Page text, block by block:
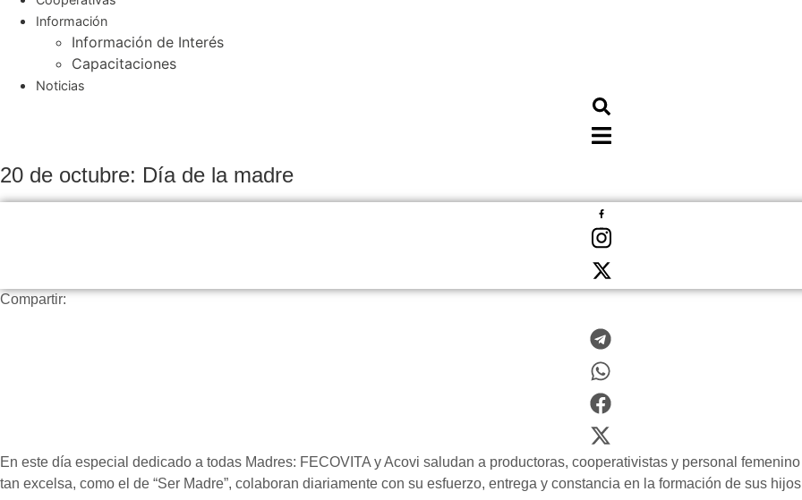
Información
Información de Interés
Capacitaciones
Noticias
20 de octubre: Día de la madre
Compartir:
En este día especial dedicado a todas Madres: FECOVITA y Acovi saludan a productoras, cooperativistas y personal
tan excelsa, como el de “Ser Madre”, colaboran diariamente con su esfuerzo, entrega y constancia en la formación de sus